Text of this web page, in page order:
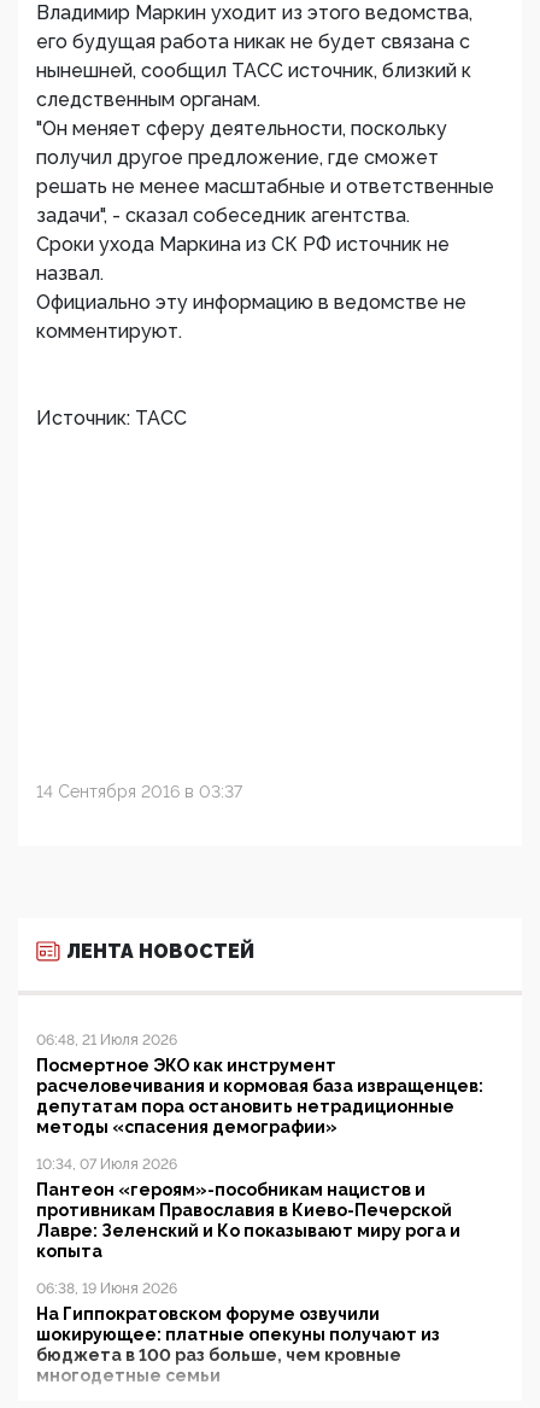
Владимир Маркин уходит из этого ведомства,
его будущая работа никак не будет связана с
нынешней, сообщил ТАСС источник, близкий к
следственным органам.
"Он меняет сферу деятельности, поскольку
получил другое предложение, где сможет
решать не менее масштабные и ответственные
задачи", - сказал собеседник агентства.
Сроки ухода Маркина из СК РФ источник не
назвал.
Официально эту информацию в ведомстве не
комментируют.
Источник: ТАСС
14 Сентября 2016 в 03:37
ЛЕНТА НОВОСТЕЙ
06:48, 21 Июля 2026
Посмертное ЭКО как инструмент
расчеловечивания и кормовая база извращенцев:
депутатам пора остановить нетрадиционные
методы «спасения демографии»
10:34, 07 Июля 2026
Пантеон «героям»-пособникам нацистов и
противникам Православия в Киево-Печерской
Лавре: Зеленский и Ко показывают миру рога и
копыта
06:38, 19 Июня 2026
На Гиппократовском форуме озвучили
шокирующее: платные опекуны получают из
бюджета в 100 раз больше, чем кровные
многодетные семьи